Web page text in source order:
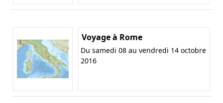
Voyage à Rome
Du samedi 08 au vendredi 14 octobre
2016